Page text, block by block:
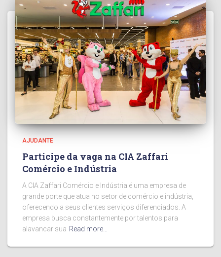
AJUDANTE
Participe da vaga na CIA Zaffari
Comércio e Indústria
A CIA Zaffari Comércio e Indústria é uma empresa de
grande porte que atua no setor de comércio e indústria,
oferecendo a seus clientes serviços diferenciados. A
empresa busca constantemente por talentos para
alavancar sua Read more…